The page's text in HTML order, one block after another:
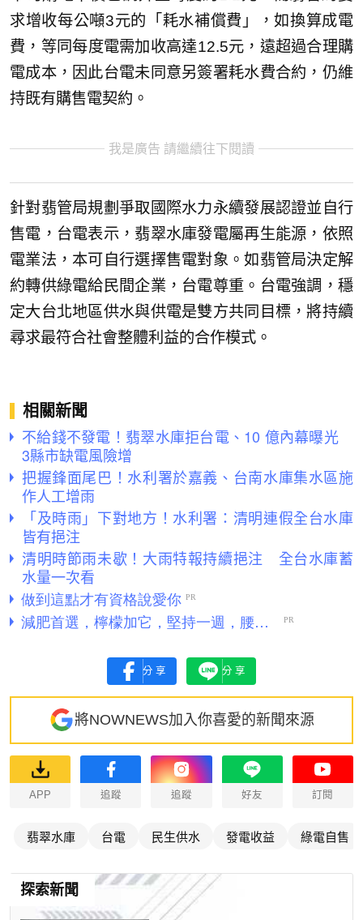
求增收每公噸3元的「耗水補償費」，如換算成電
費，等同每度電需加收高達12.5元，遠超過合理購
電成本，因此台電未同意另簽署耗水費合約，仍維
持既有購售電契約。
我是廣告 請繼續往下閱讀
針對翡管局規劃爭取國際水力永續發展認證並自行
售電，台電表示，翡翠水庫發電屬再生能源，依照
電業法，本可自行選擇售電對象。如翡管局決定解
約轉供綠電給民間企業，台電尊重。台電強調，穩
定大台北地區供水與供電是雙方共同目標，將持續
尋求最符合社會整體利益的合作模式。
相關新聞
不給錢不發電！翡翠水庫拒台電、10 億內幕曝光
3縣市缺電風險增
把握鋒面尾巴！水利署於嘉義、台南水庫集水區施
作人工增雨
「及時雨」下對地方！水利署：清明連假全台水庫
皆有挹注
清明時節雨未歇！大雨特報持續挹注 全台水庫蓄
水量一次看
分享 分享
將NOWNEWS加入你喜愛的新聞來源
APP 追蹤 追蹤 好友 訂閱
翡翠水庫 台電 民生供水 發電收益 綠電自售
探索新聞